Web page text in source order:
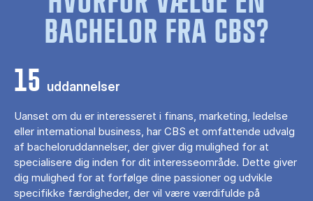
BACHELOR FRA CBS?
15 uddannelser
Uanset om du er interesseret i finans, marketing, ledelse
eller international business, har CBS et omfattende udvalg
af bacheloruddannelser, der giver dig mulighed for at
specialisere dig inden for dit interesseområde. Dette giver
dig mulighed for at forfølge dine passioner og udvikle
specifikke færdigheder, der vil være værdifulde på